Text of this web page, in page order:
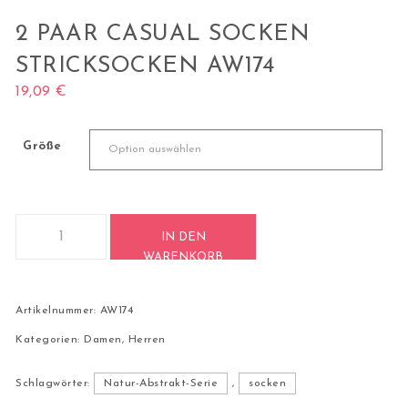
2 PAAR CASUAL SOCKEN
STRICKSOCKEN AW174
19,09€
Größe
IN DEN
WARENKORB
Artikelnummer: AW174
Kategorien: Damen, Herren
Schlagwörter: Natur-Abstrakt-Serie , socken